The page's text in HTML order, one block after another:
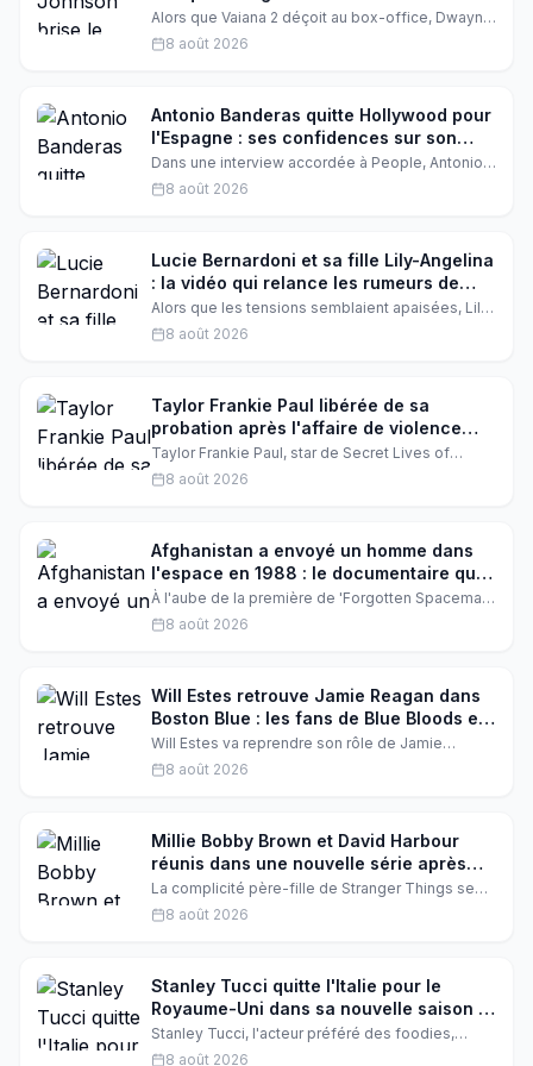
aimes, tant mieux »
Alors que Vaiana 2 déçoit au box-office, Dwayne
Johnson réagit avec philosophie. Dans une
interview récente, l'acteur assume les avis
8 août 2026
Antonio Banderas quitte Hollywood pour
l'Espagne : ses confidences sur son
choix de vie
Dans une interview accordée à People, Antonio
Banderas se confie sur son départ d'Hollywood
pour l'Espagne. L'acteur de 65 ans évoque avec
8 août 2026
Lucie Bernardoni et sa fille Lily-Angelina
: la vidéo qui relance les rumeurs de
réconciliation
Alors que les tensions semblaient apaisées, Lily-
Angelina, la fille de Lucie Bernardoni, a publié
une vidéo qui fait réagir. Les fans s'interrogent :
8 août 2026
Taylor Frankie Paul libérée de sa
probation après l'affaire de violence
conjugale
Taylor Frankie Paul, star de Secret Lives of
Mormon Wives, tourne la page. Le juge a
officiellement clos sa probation de trois ans,
nouveau chapitre s'ouvre pour la maman de trois
enfants.
8 août 2026
Afghanistan a envoyé un homme dans
l'espace en 1988 : le documentaire qui
réhabilite une histoire oubliée
À l'aube de la première de 'Forgotten Spaceman'
à Locarno, le réalisateur Elham Ehsas révèle un
pan méconnu de l'histoire afghane : l'envoi d'un
familiale surprenante et une fierté nationale
longtemps enfouie.
8 août 2026
Will Estes retrouve Jamie Reagan dans
Boston Blue : les fans de Blue Bloods en
larmes
Will Estes va reprendre son rôle de Jamie
Reagan dans le spin-off Boston Blue. Donnie
Wahlberg a partagé un indice sur les réseaux
8 août 2026
Millie Bobby Brown et David Harbour
réunis dans une nouvelle série après
Stranger Things
La complicité père-fille de Stranger Things se
poursuit ! David Harbour tease un nouveau projet
avec Millie Bobby Brown, et explique pourquoi
8 août 2026
Stanley Tucci quitte l'Italie pour le
Royaume-Uni dans sa nouvelle saison :
les raisons de ce déménagement
surprise
Stanley Tucci, l'acteur préféré des foodies,
surprend tout le monde : après trois Emmy
8 août 2026